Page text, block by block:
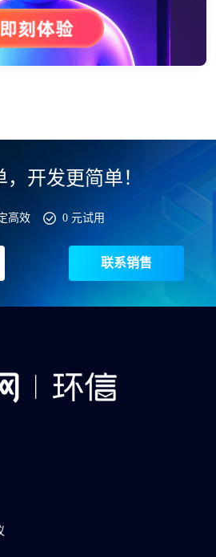
开发更简单！
高效 0 元试用
联系销售